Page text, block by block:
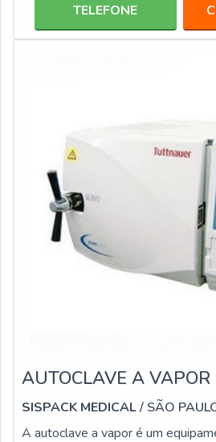
adequam aos mais variados tipos,
instrumento, tais como: Leve (40
TELEFONE
AUTOCLAVE A VAPOR
SISPACK MEDICAL/ SÃO
A autoclave a vapor é um